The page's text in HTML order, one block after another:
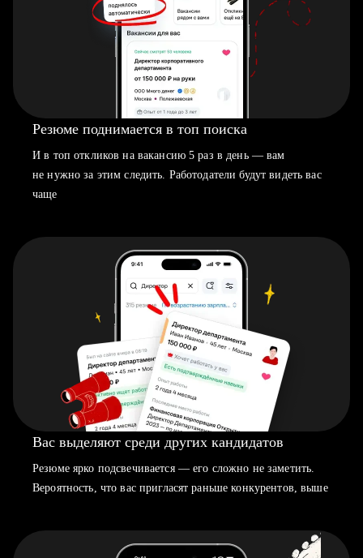
Резюме поднимается в топ поиска
И в топ откликов на вакансию 5 раз в день — вам
не нужно за этим следить. Работодатели будут видеть вас
чаще
Вас выделяют среди других кандидатов
Резюме ярко подсвечивается — его сложно не заметить.
Вероятность, что вас пригласят раньше конкурентов, выше